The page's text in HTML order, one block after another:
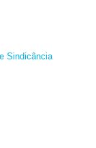
Sindicância